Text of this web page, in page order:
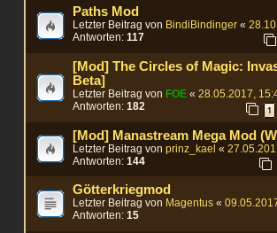
Paths Mod
Letzter Beitrag von BindiBindinger «
Antworten:117
[Mod] The Circles of Magic:
Beta]
Letzter Beitrag vonFOE «28.05.2017,
Antworten:182 1
[Mod] Manastream Mega Mod
Letzter Beitrag vonprinz_kael «
Antworten:144
Götterkriegmod
Letzter Beitrag von Magentus «
Antworten:15